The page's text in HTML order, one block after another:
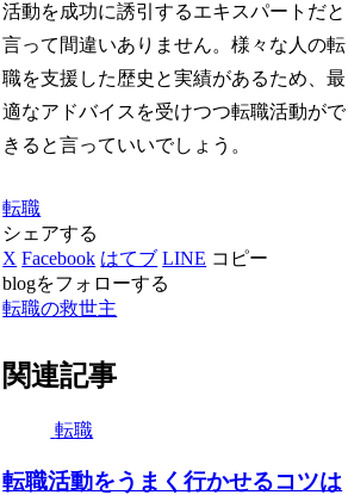
活動を成功に誘引するエキスパートだと
言って間違いありません。様々な人の転
職を支援した歴史と実績があるため、最
適なアドバイスを受けつつ転職活動がで
きると言っていいでしょう。
転職
シェアする
X Facebook はてブ LINE コピー
blogをフォローする
転職の救世主
関連記事
転職
転職活動をうまく行かせるコツは